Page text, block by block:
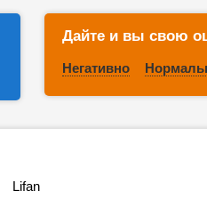
Дайте и вы свою
Негативно
Lifan